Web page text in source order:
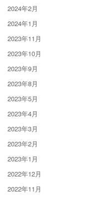
2024年2月
2024年1月
2023年11月
2023年10月
2023年9月
2023年8月
2023年5月
2023年4月
2023年3月
2023年2月
2023年1月
2022年12月
2022年11月